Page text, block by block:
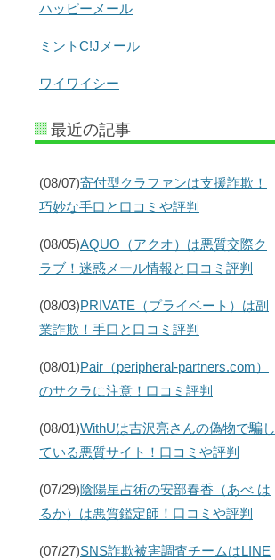
ハッピーメール
ミントC!Jメール
ワイワイシー
最近の記事
(08/07)寄付型クラファンは支援詐欺！
巧妙な手口と口コミや評判
(08/05)AQUO（アクオ）は悪質交際ク
ラブ！迷惑メール情報と口コミ評判
(08/03)PRIVATE（プライベート）は副
業詐欺！手口と口コミ評判
(08/01)Pair（peripheral-partners.com）
のサクラに注意！口コミ評判
(08/01)WithUは吉沢亮さんの偽物で騙し
ている悪質サイト！口コミや評判
(07/29)陰陽星占術の安部春香（あべ は
るか）は悪質鑑定師！口コミや評判
(07/27)SNS詐欺被害調査チームはLINE